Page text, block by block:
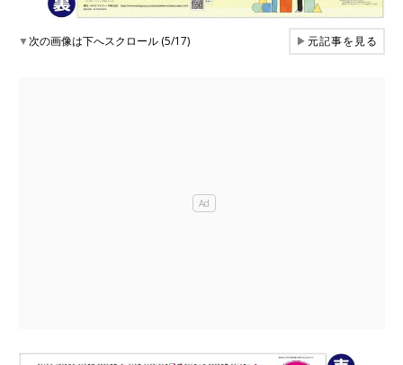
▼次の画像は下へスクロール (5/17) ▶元記事を見る